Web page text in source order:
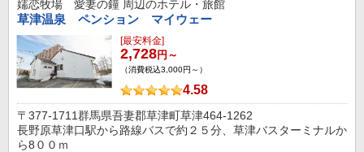
嬬恋牧場 愛妻の鐘 周辺のホテル・旅館
草津温泉 ペンション マイウェー
[最安料金]
2,728円～
（消費税込3,000円～）
4.58
〒377-1711群馬県吾妻郡草津町草津464-1262
長野原草津口駅から路線バスで約２５分、草津バスターミナルか
ら8００ｍ